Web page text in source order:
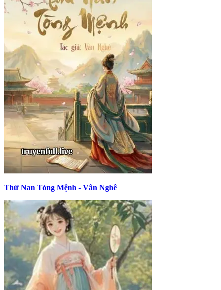
Thứ Nan Tòng Mệnh - Vân Nghê